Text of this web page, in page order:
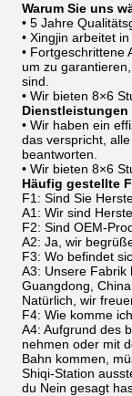
Warum Sie uns
• 5 Jahre
• Xingjin arbeitet
• Fortgeschrittene
um zu
sind.
• Wir bieten 8×6
Dienstleistungen
• Wir haben ein
das verspricht,
beantworten.
• Wir bieten 8×6
Häufig gestellte
F1: Sind Sie
A1: Wir sind
F2: Sind OEM-
A2: Ja, wir
F3: Wo befindet
A3: Unsere Fabrik
Guangdong, China.
Natürlich, wir
F4: Wie komme
A4: Aufgrund des
nehmen oder mit
Bahn kommen,
Shiqi-Station
du Nein gesagt